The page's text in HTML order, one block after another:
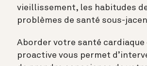
vieillissement, les habitudes
problèmes de santé sous-
Aborder votre santé cardiaque
proactive vous permet